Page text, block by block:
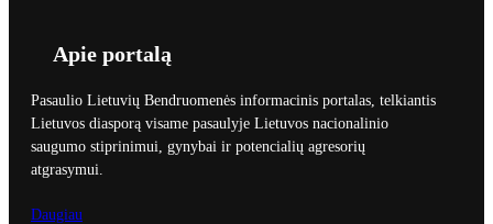
Apie portalą
Pasaulio Lietuvių Bendruomenės informacinis portalas, telkiantis
Lietuvos diasporą visame pasaulyje Lietuvos nacionalinio
saugumo stiprinimui, gynybai ir potencialių agresorių
atgrasymui.
Daugiau